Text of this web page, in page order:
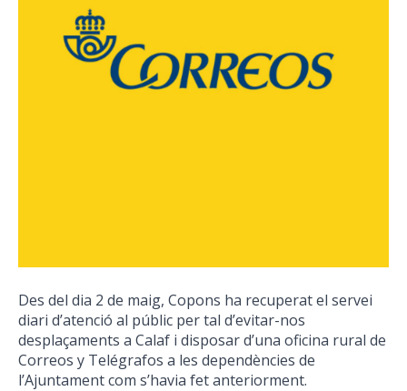
Des del dia 2 de maig, Copons ha recuperat el servei
diari d’atenció al públic per tal d’evitar-nos
desplaçaments a Calaf i disposar d’una oficina rural de
Correos y Telégrafos a les dependències de
l’Ajuntament com s’havia fet anteriorment.